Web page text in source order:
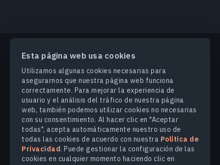
Esta página web usa cookies
Utilizamos algunas cookies necesarias para
asegurarnos que nuestra página web funciona
correctamente. Para mejorar la experiencia de
usuario y el análisis del tráfico de nuestra página
web, también podemos utilizar cookies no necesarias
con su consentimiento. Al hacer clic en "Aceptar
todas", acepta automáticamente nuestro uso de
todas las cookies de acuerdo con nuestra Política de
Privacidad. Puede gestionar la configuración de las
cookies en cualquier momento haciendo clic en
PRODUCTOS Y SOLUCIONES
INDUSTRIAS
COMPANY
EXPLORE